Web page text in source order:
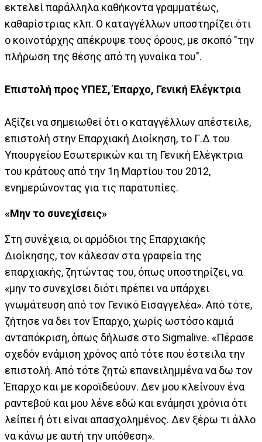
εκτελεί παράλληλα καθήκοντα γραμματέως,
καθαρίστριας κλπ. Ο καταγγέλλων υποστηρίζει ότι
ο κοινοτάρχης απέκρυψε τους όρους, με σκοπό "την
πλήρωση της θέσης από τη γυναίκα του".
Επιστολή προς ΥΠΕΣ, Έπαρχο, Γενική Ελέγκτρια
Αξίζει να σημειωθεί ότι ο καταγγέλλων απέστειλε,
επιστολή στην Επαρχιακή Διοίκηση, το Γ.Δ του
Υπουργείου Εσωτερικών και τη Γενική Ελέγκτρια
του κράτους από την 1η Μαρτίου του 2012,
ενημερώνοντας για τις παρατυπίες.
«Μην το συνεχίσεις»
Στη συνέχεια, οι αρμόδιοι της Επαρχιακής
Διοίκησης, τον κάλεσαν στα γραφεία της
επαρχιακής, ζητώντας του, όπως υποστηρίζει, να
«μην το συνεχίσει διότι πρέπει να υπάρχει
γνωμάτευση από τον Γενικό Εισαγγελέα». Από τότε,
ζήτησε να δει τον Έπαρχο, χωρίς ωστόσο καμιά
ανταπόκριση, όπως δήλωσε στο Sigmalive. «Πέρασε
σχεδόν ενάμιση χρόνος από τότε που έστειλα την
επιστολή. Από τότε ζητώ επανειλημμένα να δω τον
Έπαρχο και με κοροϊδεύουν. Δεν μου κλείνουν ένα
ραντεβού και μου λένε εδώ και ενάμησι χρόνια ότι
λείπει ή ότι είναι απασχολημένος. Δεν ξέρω τι άλλο
να κάνω με αυτή την υπόθεση».